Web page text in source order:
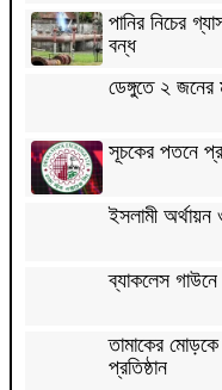
পানির নিচের
বন্ধ
ডেঙ্গুতে ২ জনের
সূচকের পতনে
ইসলামী অর্থায়ন
ব্যাকলেস গাউনে
তামাকের মোড়কে
প্রতিষ্ঠান